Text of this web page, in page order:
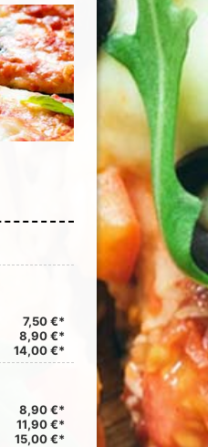
7,50 €*
8,90 €*
14,00 €*
8,90 €*
11,90 €*
15,00 €*